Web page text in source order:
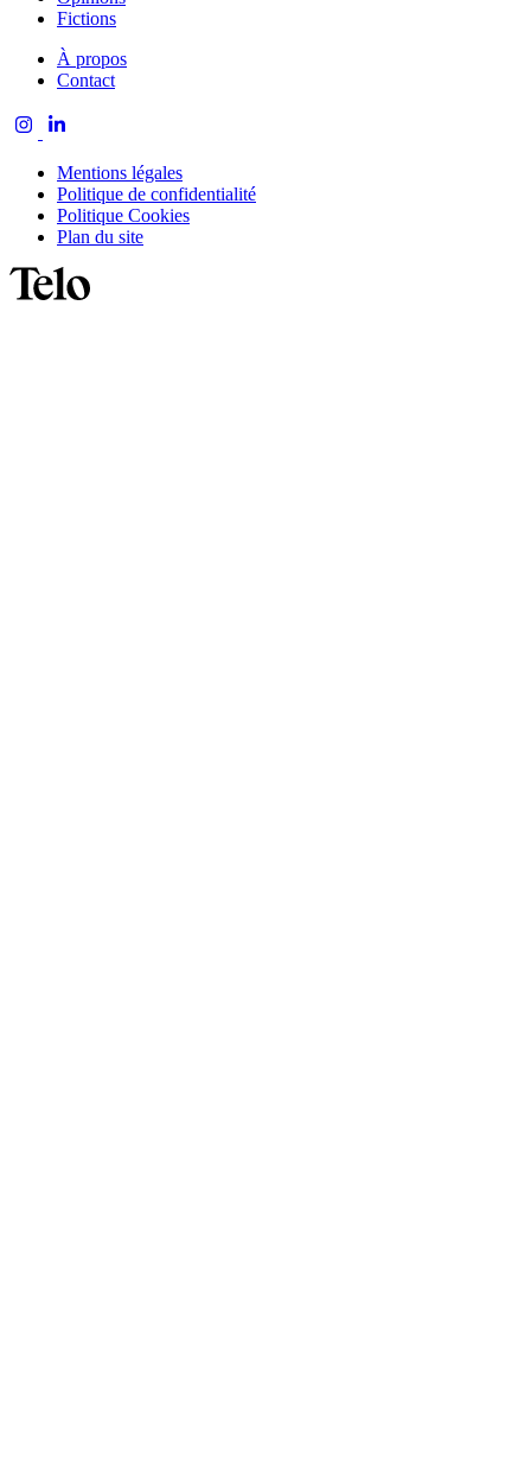
Fictions
À propos
Contact
Mentions légales
Politique de confidentialité
Politique Cookies
Plan du site